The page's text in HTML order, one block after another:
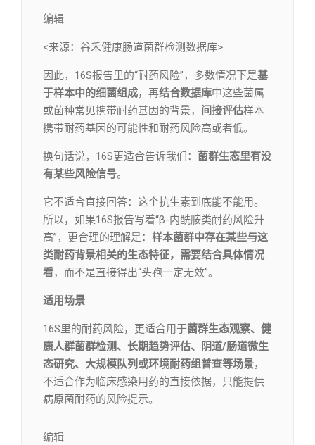
编辑​
<来源：谷禾健康肠道菌群检测数据库>
因此，16S报告里的“耐药风险”，多数情况下是基
于样本中的细菌组成，再结合数据库中这些菌属
或菌种常见携带耐药基因的背景， 间接评估样本
携带耐药基因的可能性和耐药风险高或者低。
换句话说，16S更适合告诉我们： 菌群生态里有没
有某些风险信号。
它不适合直接回答：这个抗生素到底能不能用。
所以，如果16S报告写着“β-内酰胺类耐药风险升
高”，更合理的理解是： 样本菌群中存在某些与这
类耐药背景相关的生态特征，需要结合具体情况
看，而不是直接得出“头孢一定无效”。
适用场景
16S里的耐药风险，更适合用于菌群生态观察、健
康人群菌群检测、长期趋势评估、阴道/肠道微生
态研究、大规模队列或环境耐药组普查等场景，
不适合作为临床感染用药的直接依据，只能提供
病原菌耐药的风险提示。
编辑​